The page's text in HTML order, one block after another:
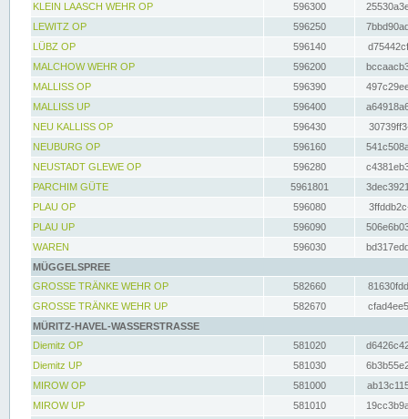
KLEIN LAASCH WEHR OP
596300
LEWITZ OP
596250
LÜBZ OP
596140
MALCHOW WEHR OP
596200
MALLISS OP
596390
MALLISS UP
596400
NEU KALLISS OP
596430
NEUBURG OP
596160
NEUSTADT GLEWE OP
596280
PARCHIM GÜTE
5961801
PLAU OP
596080
PLAU UP
596090
WAREN
596030
MÜGGELSPREE
GROSSE TRÄNKE WEHR OP
582660
GROSSE TRÄNKE WEHR UP
582670
MÜRITZ-HAVEL-WASSERSTRASSE
Diemitz OP
581020
Diemitz UP
581030
MIROW OP
581000
MIROW UP
581010